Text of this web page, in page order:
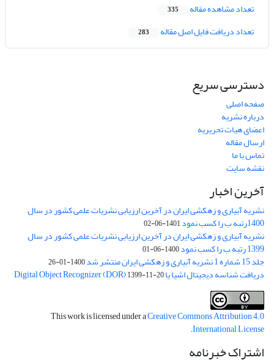
تعداد مشاهده مقاله 335
تعداد دریافت فایل اصل مقاله 283
دسترسی سریع
صفحه اصلی
درباره نشریه
اعضای هیات تحریریه
ارسال مقاله
تماس با ما
نقشه سایت
آخرین اخبار
نشریه آبیاری و زهکشی ایران در آخرین ارزیابی نشریات علمی کشور در سال
1400رتبه ب را کسب نمود 1401-06-02
نشریه آبیاری و زهکشی ایران در آخرین ارزیابی نشریات علمی کشور در سال
1399 رتبه ب را کسب نمود 1400-06-01
جلد 15 شماره 1 نشریه آبیاری و زهکشی ایران منتشر شد 1400-01-26
دریافت شناسه دیجیتال اشیا یا Digital Object Recognizer (DOR)1399-11-20
This work is licensed under aCreative Commons Attribution 4.0
International License
.
اشتراک خبرنامه